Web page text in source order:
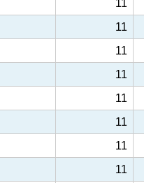
11
11
11
11
11
11
11
11